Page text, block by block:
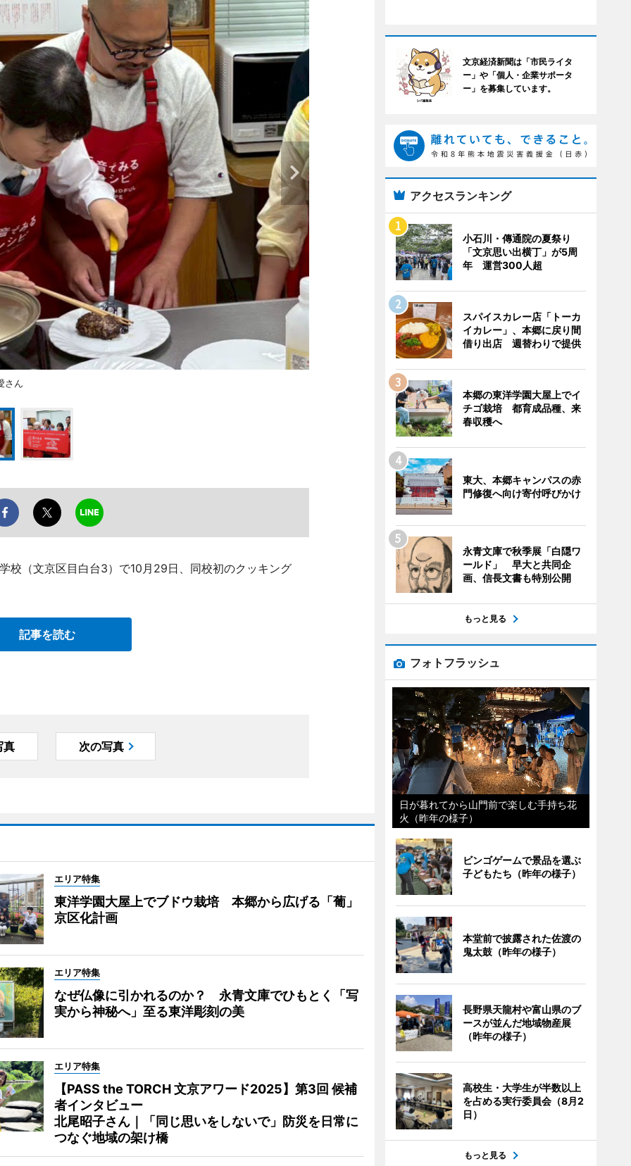
さん
校（文京区目白台3）で10月29日、同校初のクッキング
記事を読む
真 次の写真
エリア特集
東洋学園大屋上でブドウ栽培 本郷から広げる「葡」
京区化計画
エリア特集
なぜ仏像に引かれるのか？ 永青文庫でひもとく「写
実から神秘へ」至る東洋彫刻の美
エリア特集
【PASS the TORCH 文京アワード2025】第3回 候補
者インタビュー
北尾昭子さん｜「同じ思いをしないで」防災を日常に
つなぐ地域の架け橋
文京経済新聞は「市民ライタ
ー」や「個人・企業サポータ
ー」を募集しています。
アクセスランキング
小石川・傳通院の夏祭り
「文京思い出横丁」が5周
年 運営300人超
スパイスカレー店「トーカ
イカレー」、本郷に戻り間
借り出店 週替わりで提供
本郷の東洋学園大屋上でイ
チゴ栽培 都育成品種、来
春収穫へ
東大、本郷キャンパスの赤
門修復へ向け寄付呼びかけ
永青文庫で秋季展「白隠ワ
ールド」 早大と共同企
画、信長文書も特別公開
もっと見る
フォトフラッシュ
日が暮れてから山門前で楽しむ手持ち花
火（昨年の様子）
ビンゴゲームで景品を選ぶ
子どもたち（昨年の様子）
本堂前で披露された佐渡の
鬼太鼓（昨年の様子）
長野県天龍村や富山県のブ
ースが並んだ地域物産展
（昨年の様子）
高校生・大学生が半数以上
を占める実行委員会（8月2
日）
もっと見る